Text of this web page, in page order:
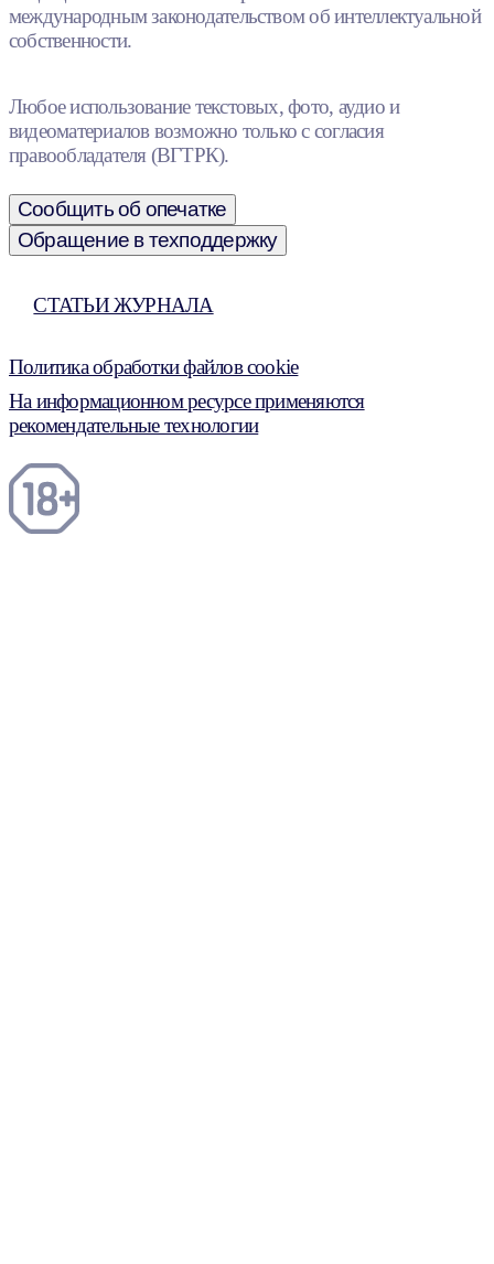
международным законодательством об интеллектуальной
собственности.
Любое использование текстовых, фото, аудио и
видеоматериалов возможно только с согласия
правообладателя (ВГТРК).
Сообщить об опечатке
Обращение в техподдержку
СТАТЬИ ЖУРНАЛА
Политика обработки файлов cookie
На информационном ресурсе применяются
рекомендательные технологии